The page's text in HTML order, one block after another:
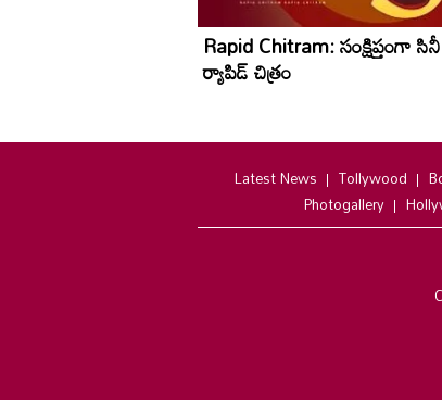
Rapid Chitram: సంక్షిప్తంగా
ర్యాపిడ్ చిత్రం
Latest News Tollywood
Photogallery